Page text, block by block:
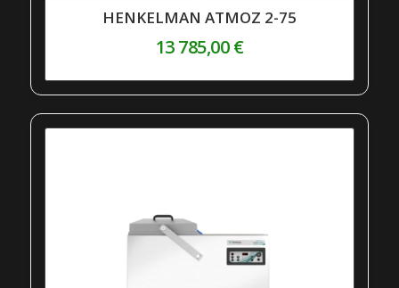
HENKELMAN ATMOZ 2-75
13 785,00€